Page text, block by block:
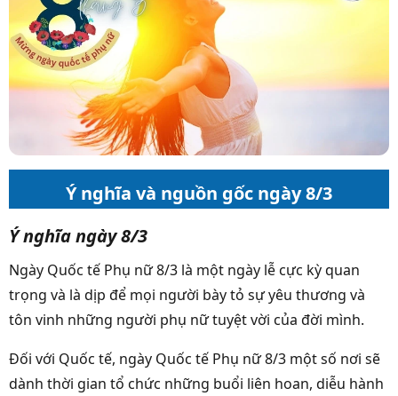
Ý nghĩa và nguồn gốc ngày 8/3
Ý nghĩa ngày 8/3
Ngày Quốc tế Phụ nữ 8/3 là một ngày lễ cực kỳ quan
trọng và là dịp để mọi người bày tỏ sự yêu thương và
tôn vinh những người phụ nữ tuyệt vời của đời mình.
Đối với Quốc tế, ngày Quốc tế Phụ nữ 8/3 một số nơi sẽ
dành thời gian tổ chức những buổi liên hoan, diễu hành